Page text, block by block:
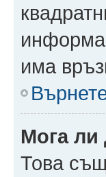
има
Мога ли
Това